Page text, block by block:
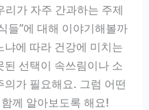
가 자주 간과하는 주제
들”에 대해 이야기해볼까
에 따라 건강에 미치는
선택이 속쓰림이나 소
가 필요해요. 그럼 어떤
께 알아보도록 해요!